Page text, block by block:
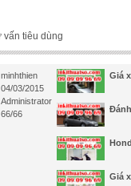
vấn tiêu dùng
minhthien
04/03/2015
Administrator
66/66
Giá
Giá